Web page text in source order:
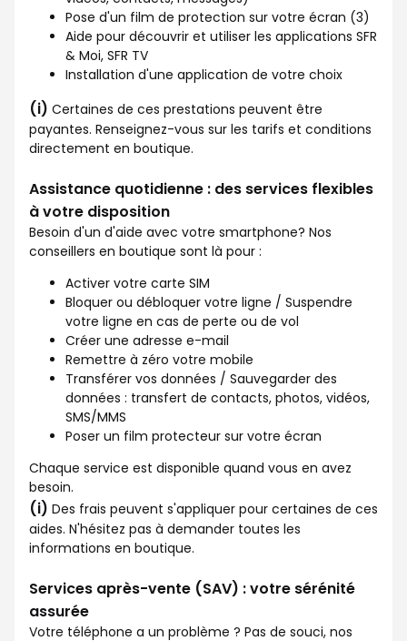
Pose d'un film de protection sur votre écran (3)
Aide pour découvrir et utiliser les applications SFR
& Moi, SFR TV
Installation d'une application de votre choix
(i) Certaines de ces prestations peuvent être
payantes. Renseignez-vous sur les tarifs et conditions
directement en boutique.
Assistance quotidienne : des services flexibles
à votre disposition
Besoin d'un d'aide avec votre smartphone? Nos
conseillers en boutique sont là pour :
Activer votre carte SIM
Bloquer ou débloquer votre ligne / Suspendre
votre ligne en cas de perte ou de vol
Créer une adresse e-mail
Remettre à zéro votre mobile
Transférer vos données / Sauvegarder des
données : transfert de contacts, photos, vidéos,
SMS/MMS
Poser un film protecteur sur votre écran
Chaque service est disponible quand vous en avez
besoin.
(i) Des frais peuvent s'appliquer pour certaines de ces
aides. N'hésitez pas à demander toutes les
informations en boutique.
Services après-vente (SAV) : votre sérénité
assurée
Votre téléphone a un problème ? Pas de souci, nos